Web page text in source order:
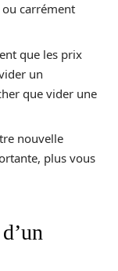
carrément
que les prix
un
que vider une
nouvelle
plus vous